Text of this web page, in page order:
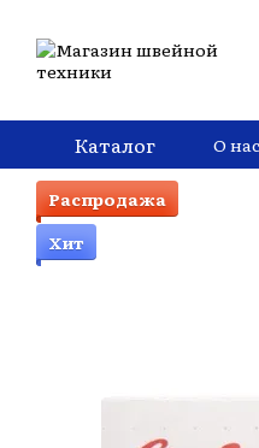
Каталог О нас
Распродажа
Хит